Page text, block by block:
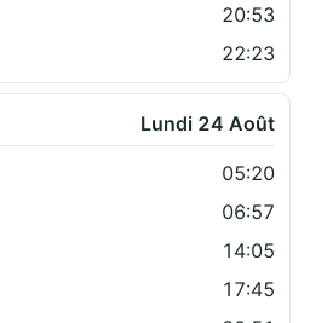
20:53
22:23
Lundi 24 Août
05:20
06:57
14:05
17:45